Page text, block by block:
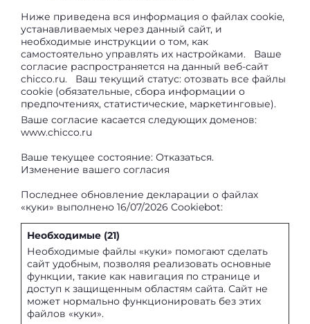
Ниже приведена вся информация о файлах cookie,
устанавливаемых через данный сайт, и
необходимые инструкции о том, как
самостоятельно управлять их настройками. Ваше
согласие распространяется на данный веб-сайт
chicco.ru. Ваш текущий статус: отозвать все файлы
cookie (обязательные, сбора информации о
предпочтениях, статистические, маркетинговые).
Ваше согласие касается следующих доменов:
www.chicco.ru
Ваше текущее состояние: Отказаться.
Изменение вашего согласия
Последнее обновление декларации о файлах
«куки» выполнено 16/07/2026 Cookiebot:
Необходимые (21)
Необходимые файлы «куки» помогают сделать
сайт удобным, позволяя реализовать основные
функции, такие как навигация по странице и
доступ к защищенным областям сайта. Сайт не
может нормально функционировать без этих
файлов «куки».